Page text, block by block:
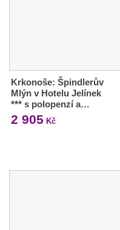
Krkonoše: Špindlerův
Mlýn v Hotelu Jelínek
*** s polopenzí a…
2 905 Kč